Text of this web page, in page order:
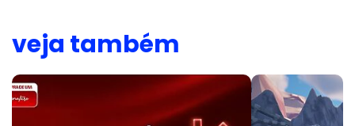
veja também